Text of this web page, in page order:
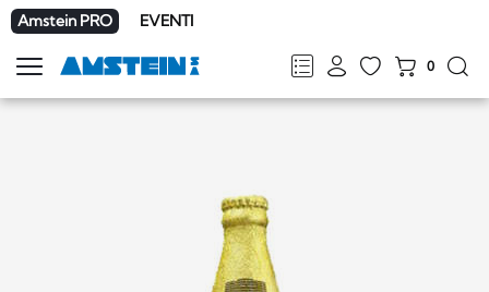
Amstein PRO EVENTI
FRDEENIT
0
Mostra
la